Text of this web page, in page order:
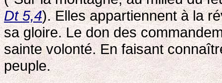
Dt 5,4). Elles appartiennent à la
sa gloire. Le don des
sainte volonté. En faisant
peuple.